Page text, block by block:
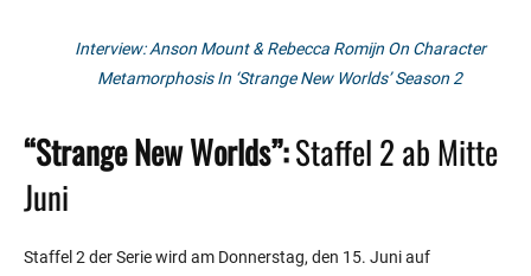
Interview: Anson Mount & Rebecca Romijn On Character
Metamorphosis In ‘Strange New Worlds’ Season 2
“Strange New Worlds”:Staffel 2 ab Mitte
Juni
Staffel 2 der Serie wird am Donnerstag, den 15. Juni auf